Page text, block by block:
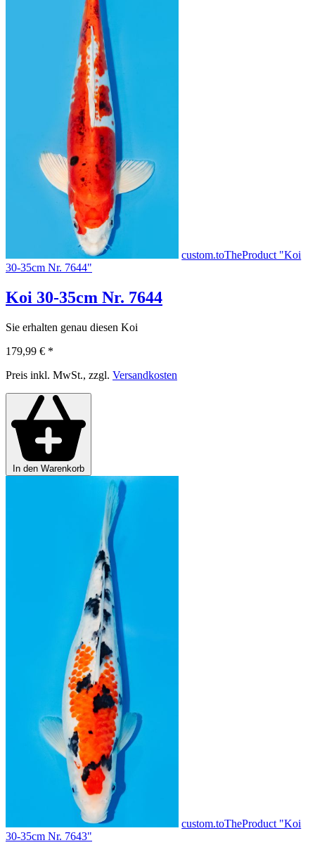
custom.toTheProduct "Koi
30-35cm Nr. 7644"
Koi 30-35cm Nr. 7644
Sie erhalten genau diesen Koi
179,99 € *
Preis inkl. MwSt., zzgl. Versandkosten
In den Warenkorb
custom.toTheProduct "Koi
30-35cm Nr. 7643"